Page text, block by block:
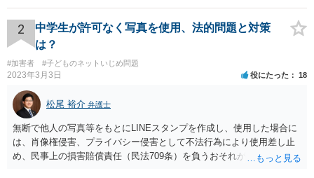
2
中学生が許可なく写真を使用、法的問題と対策
は？
#加害者 #子どものネットいじめ問題
2023年3月3日 役にたった 18
松尾 裕介 弁護士
無断で他人の写真等をもとにLINEスタンプを作成し、使用した場合に
は、肖像権侵害、プライバシー侵害として不法行為により使用差し止
め、民事上の損害賠償責任（民法709条）を負うおそれがあります。